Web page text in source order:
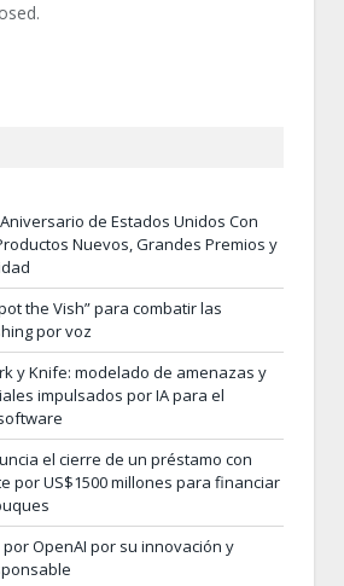
de Estados Unidos Con
Nuevos, Grandes Premios y
the Vish” para combatir las
por voz
y Knife: modelado de amenazas y
impulsados por IA para el
el cierre de un préstamo con
por US$1500 millones para financiar
OpenAI por su innovación y